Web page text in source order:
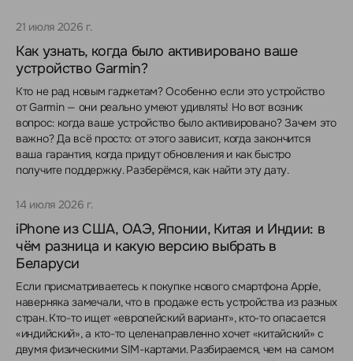
21 июля 2026 г.
Как узнать, когда было активировано ваше
устройство Garmin?
Кто не рад новым гаджетам? Особенно если это устройство
от Garmin — они реально умеют удивлять! Но вот возник
вопрос: когда ваше устройство было активировано? Зачем это
важно? Да всё просто: от этого зависит, когда закончится
ваша гарантия, когда придут обновления и как быстро
получите поддержку. Разберёмся, как найти эту дату.
14 июля 2026 г.
iPhone из США, ОАЭ, Японии, Китая и Индии: в
чём разница и какую версию выбрать в
Беларуси
Если присматриваетесь к покупке нового смартфона Apple,
наверняка замечали, что в продаже есть устройства из разных
стран. Кто-то ищет «европейский вариант», кто-то опасается
«индийский», а кто-то целенаправленно хочет «китайский» с
двумя физическими SIM-картами. Разбираемся, чем на самом